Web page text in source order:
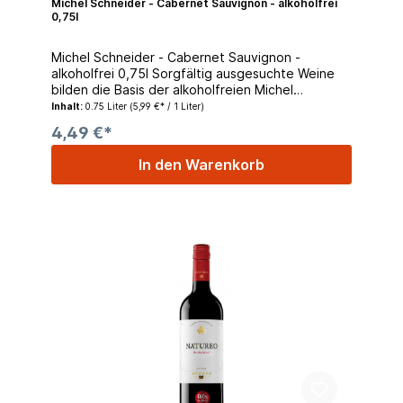
Michel Schneider - Cabernet Sauvignon - alkoholfrei
0,75l
Michel Schneider - Cabernet Sauvignon -
alkoholfrei 0,75l Sorgfältig ausgesuchte Weine
bilden die Basis der alkoholfreien Michel
Schneider Weine. Mit Hilfe modernster
schonenden Verfahren entalkoholisiert. Genießen
Alternative zu herzhaften Fleischgerichten und
würzigem Käse.
Inhalt: 0.75 Liter (5,99 €* / 1 Liter)
4,49 €*
In den Warenkorb